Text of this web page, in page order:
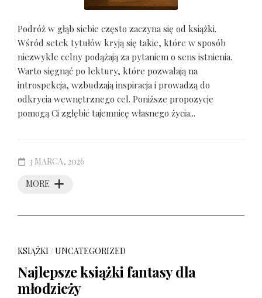
Podróż w głąb siebie często zaczyna się od książki.
Wśród setek tytułów kryją się takie, które w sposób
niezwykle celny podążają za pytaniem o sens istnienia.
Warto sięgnąć po lektury, które pozwalają na
introspekcja, wzbudzają inspiracja i prowadzą do
odkrycia wewnętrznego cel. Poniższe propozycje
pomogą Ci zgłębić tajemnicę własnego życia...
MORE
3 MARCA, 2026
KSIĄŻKI /UNCATEGORIZED
Najlepsze książki fantasy dla
młodzieży